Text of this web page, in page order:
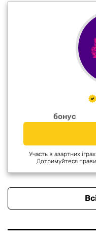
бонус
Участь в азартних
Дотримуйтеся